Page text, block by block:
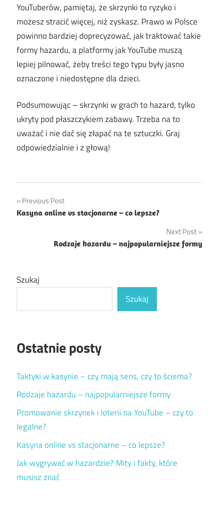
YouTuberów, pamiętaj, że skrzynki to ryzyko i
możesz stracić więcej, niż zyskasz. Prawo w Polsce
powinno bardziej doprecyzować, jak traktować takie
formy hazardu, a platformy jak YouTube muszą
lepiej pilnować, żeby treści tego typu były jasno
oznaczone i niedostępne dla dzieci.
Podsumowując – skrzynki w grach to hazard, tylko
ukryty pod płaszczykiem zabawy. Trzeba na to
uważać i nie dać się złapać na te sztuczki. Graj
odpowiedzialnie i z głową!
Nawigacja
wpisu
Previous Post
Kasyna online vs stacjonarne – co lepsze?
Next Post
Rodzaje hazardu – najpopularniejsze formy
Szukaj
Szukaj
Ostatnie posty
Taktyki w kasynie – czy mają sens, czy to ściema?
Rodzaje hazardu – najpopularniejsze formy
Promowanie skrzynek i loterii na YouTube – czy to
legalne?
Kasyna online vs stacjonarne – co lepsze?
Jak wygrywać w hazardzie? Mity i fakty, które
musisz znać